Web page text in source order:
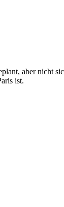
aber nicht
ist.